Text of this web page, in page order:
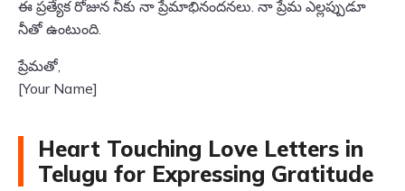
ఈ ప్రత్యేక రోజున నీకు నా ప్రేమాభినందనలు. నా ప్రేమ ఎల్లప్పుడూ
నీతో ఉంటుంది.
ప్రేమతో,
[Your Name]
Heart Touching Love Letters in
Telugu for Expressing Gratitude